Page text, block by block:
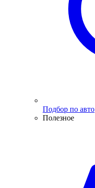
Подбор по авто
Полезное